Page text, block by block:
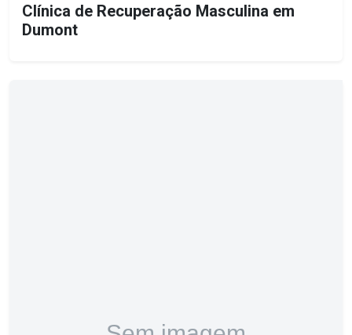
Clínica de Recuperação Masculina em
Dumont